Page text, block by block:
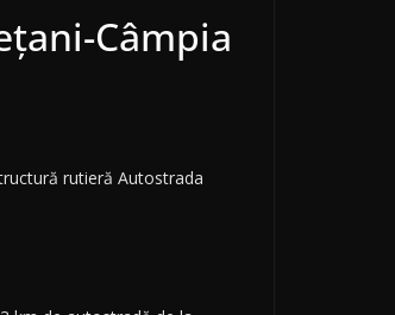
Câmpia
rutieră Autostrada